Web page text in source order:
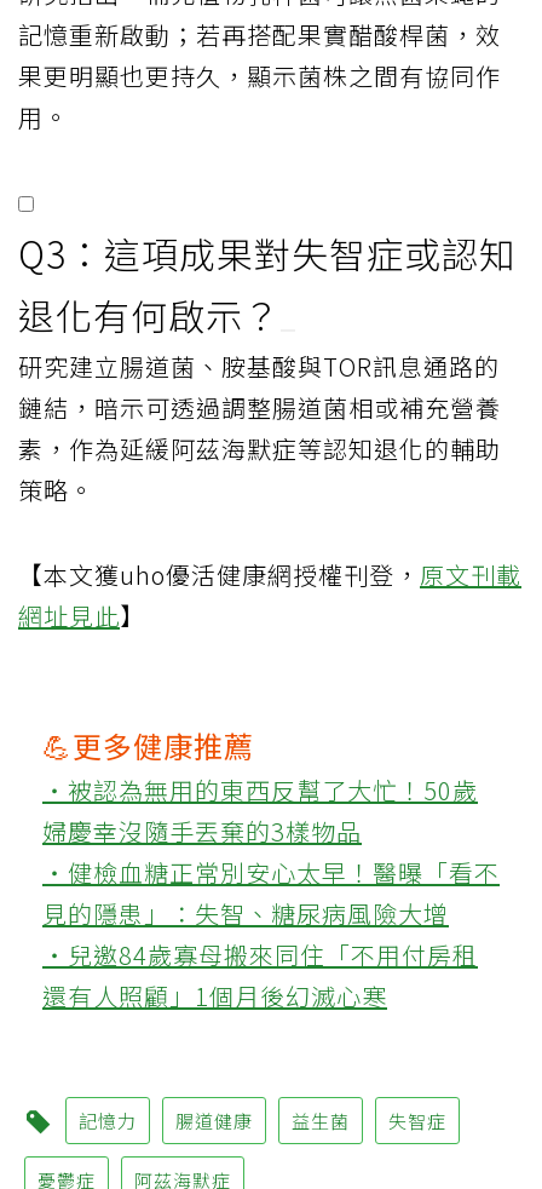
記憶重新啟動；若再搭配果實醋酸桿菌，效
果更明顯也更持久，顯示菌株之間有協同作
用。
Q3：這項成果對失智症或認知
退化有何啟示？
研究建立腸道菌、胺基酸與TOR訊息通路的
鏈結，暗示可透過調整腸道菌相或補充營養
素，作為延緩阿茲海默症等認知退化的輔助
策略。
【本文獲uho優活健康網授權刊登， 原文刊載
網址見此】
💪更多健康推薦
‧被認為無用的東西反幫了大忙！50歲
婦慶幸沒隨手丟棄的3樣物品
‧健檢血糖正常別安心太早！醫曝「看不
見的隱患」：失智、糖尿病風險大增
‧兒邀84歲寡母搬來同住「不用付房租
還有人照顧」1個月後幻滅心寒
記憶力 腸道健康 益生菌 失智症
憂鬱症 阿茲海默症